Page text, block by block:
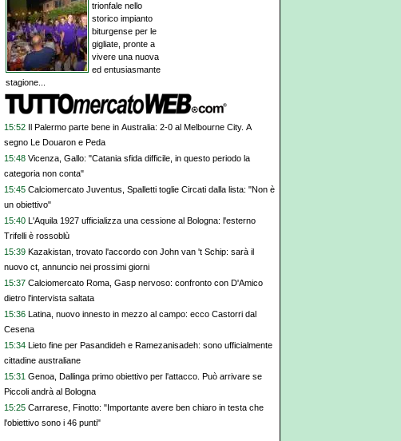
trionfale nello
storico impianto
biturgense per le
gigliate, pronte a
vivere una nuova
ed entusiasmante
stagione...
15:52 Il Palermo parte bene in Australia: 2-0 al Melbourne City. A
segno Le Douaron e Peda
15:48 Vicenza, Gallo: "Catania sfida difficile, in questo periodo la
categoria non conta"
15:45 Calciomercato Juventus, Spalletti toglie Circati dalla lista: "Non è
un obiettivo"
15:40 L'Aquila 1927 ufficializza una cessione al Bologna: l'esterno
Trifelli è rossoblù
15:39 Kazakistan, trovato l'accordo con John van 't Schip: sarà il
nuovo ct, annuncio nei prossimi giorni
15:37 Calciomercato Roma, Gasp nervoso: confronto con D'Amico
dietro l'intervista saltata
15:36 Latina, nuovo innesto in mezzo al campo: ecco Castorri dal
Cesena
15:34 Lieto fine per Pasandideh e Ramezanisadeh: sono ufficialmente
cittadine australiane
15:31 Genoa, Dallinga primo obiettivo per l'attacco. Può arrivare se
Piccoli andrà al Bologna
15:25 Carrarese, Finotto: "Importante avere ben chiaro in testa che
l'obiettivo sono i 46 punti"